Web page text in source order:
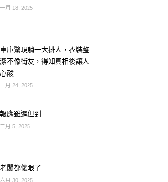
一月 18, 2025
車庫驚現躺一大排人，衣裝整
潔不像街友，得知真相後讓人
心酸
一月 24, 2025
報應雖遲但到….
二月 5, 2025
老闆都傻眼了
六月 30, 2025